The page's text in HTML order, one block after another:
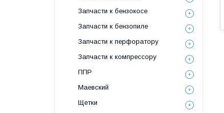
Запчасти к бензокосе
Запчасти к бензопиле
Запчасти к перфоратору
Запчасти к компрессору
ППР
Маевский
Щетки